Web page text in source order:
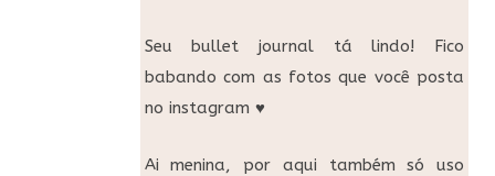
Seu bullet journal tá lindo! Fico
babando com as fotos que você posta
no instagram ♥
Ai menina, por aqui também só uso